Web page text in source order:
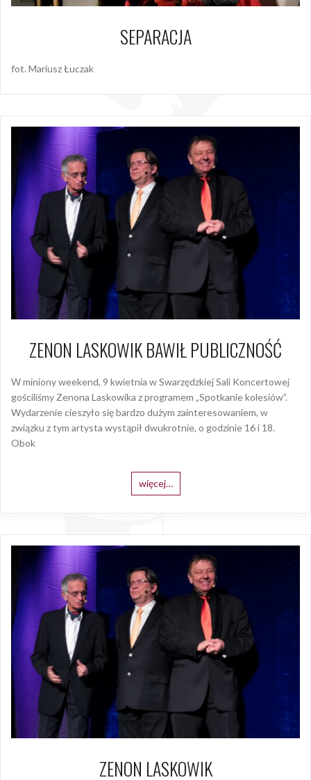
SEPARACJA
fot. Mariusz Łuczak
ZENON LASKOWIK BAWIŁ PUBLICZNOŚĆ
W miniony weekend, 9 kwietnia w Swarzędzkiej Sali Koncertowej
gościliśmy Zenona Laskowika z programem „Spotkanie kolesiów”.
Wydarzenie cieszyło się bardzo dużym zainteresowaniem, w
związku z tym artysta wystąpił dwukrotnie, o godzinie 16 i 18.
Obok
więcej…
ZENON LASKOWIK